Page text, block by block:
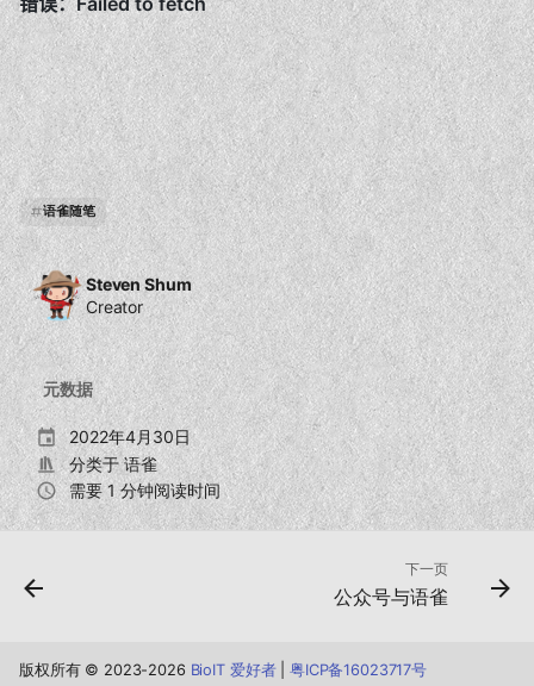
Steven Shum
Creator
元数据
2022年4月30日
分类于语雀
需要 1 分钟阅读时间
语雀随笔
下一页
公众号与语雀
版权所有 © 2023-2026 BioIT 爱好者| 粤ICP备16023717号